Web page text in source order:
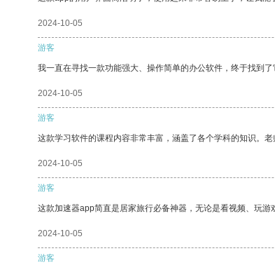
2024-10-05
游客
我一直在寻找一款功能强大、操作简单的办公软件，终于找到
2024-10-05
游客
这款学习软件的课程内容非常丰富，涵盖了各个学科的知识。
2024-10-05
游客
这款加速器app简直是居家旅行必备神器，无论是看视频、玩
2024-10-05
游客